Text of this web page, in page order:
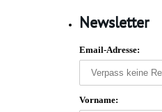
Newsletter
Email-Adresse:
Vorname: